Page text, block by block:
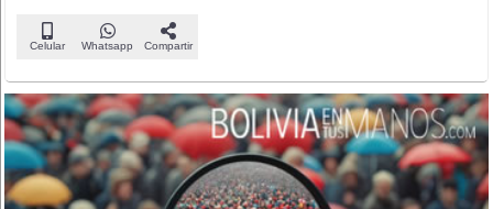
Celular Whatsapp Compartir